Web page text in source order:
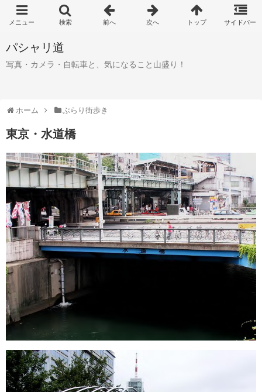
パシャリ道
写真・カメラ・自転車と、気になること山盛り！
ホーム ぶらり街歩き
東京・水道橋